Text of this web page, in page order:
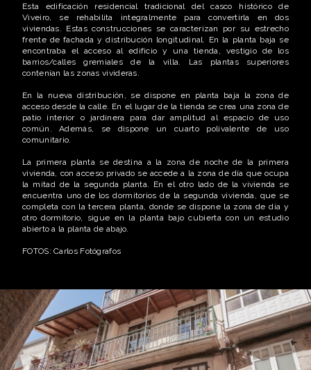
Esta edificación residencial tradicional del casco histórico de
Viveiro, se rehabilita integralmente para convertirla en dos
viviendas. Estas construcciones se caracterizan por su estrecho
frente de fachada y distribución longitudinal. En la planta baja se
encontraba el acceso al edificio y una tienda, vestigio de los
barrios/calles gremiales de la villa. Las plantas superiores
contenían las zonas vivideras.
En la nueva distribución, se dispone en planta baja la zona de
acceso desde la calle. En el lugar de la tienda se crea una zona de
patio interior o jardinera para dar amplitud al espacio de uso
común. Además, se dispone un cuarto polivalente de uso
comunitario.
La primera planta se destina a la zona de noche de la primera
vivienda, con acceso privado se accede a la zona de día que ocupa
la mitad de la segunda planta. En el otro lado de la vivienda se
encuentra uno de los dormitorios de la segunda vivienda, que se
completa con la tercera planta, donde se dispone la zona de día y
otro dormitorio, sigue en la planta bajo cubierta con un estudio
abierto a la planta de abajo.
FOTOS: Carlos Fotógrafos